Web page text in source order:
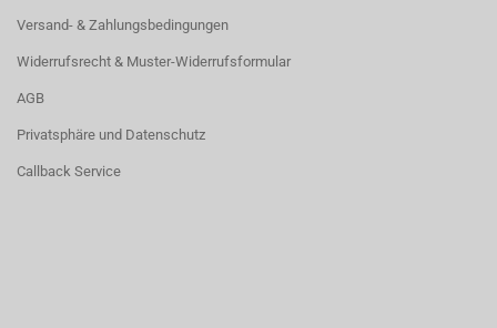
Versand- & Zahlungsbedingungen
Widerrufsrecht & Muster-Widerrufsformular
AGB
Privatsphäre und Datenschutz
Callback Service